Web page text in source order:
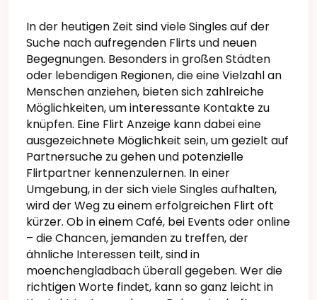
In der heutigen Zeit sind viele Singles auf der
Suche nach aufregenden Flirts und neuen
Begegnungen. Besonders in großen Städten
oder lebendigen Regionen, die eine Vielzahl an
Menschen anziehen, bieten sich zahlreiche
Möglichkeiten, um interessante Kontakte zu
knüpfen. Eine Flirt Anzeige kann dabei eine
ausgezeichnete Möglichkeit sein, um gezielt auf
Partnersuche zu gehen und potenzielle
Flirtpartner kennenzulernen. In einer
Umgebung, in der sich viele Singles aufhalten,
wird der Weg zu einem erfolgreichen Flirt oft
kürzer. Ob in einem Café, bei Events oder online
– die Chancen, jemanden zu treffen, der
ähnliche Interessen teilt, sind in
moenchengladbach überall gegeben. Wer die
richtigen Worte findet, kann so ganz leicht in